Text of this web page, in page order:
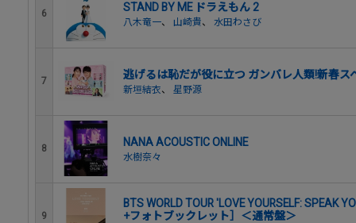
6 STAND BY ME ドラえもん 2
八木竜一、 山崎貴、 水田わさび
7 逃げるは恥だが役に立つ ガンバレ人類!新春ス
新垣結衣、 星野源
8 NANA ACOUSTIC ONLINE
水樹奈々
9
BTS WORLD TOUR 'LOVE YOURSELF: SPEAK
+フォトブックレット］＜通常盤＞